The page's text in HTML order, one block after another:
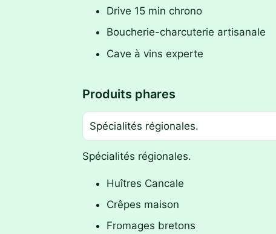
Drive 15 min chrono
Boucherie-charcuterie artisanale
Cave à vins experte
Produits phares
Spécialités régionales.
Spécialités régionales.
Huîtres Cancale
Crêpes maison
Fromages bretons